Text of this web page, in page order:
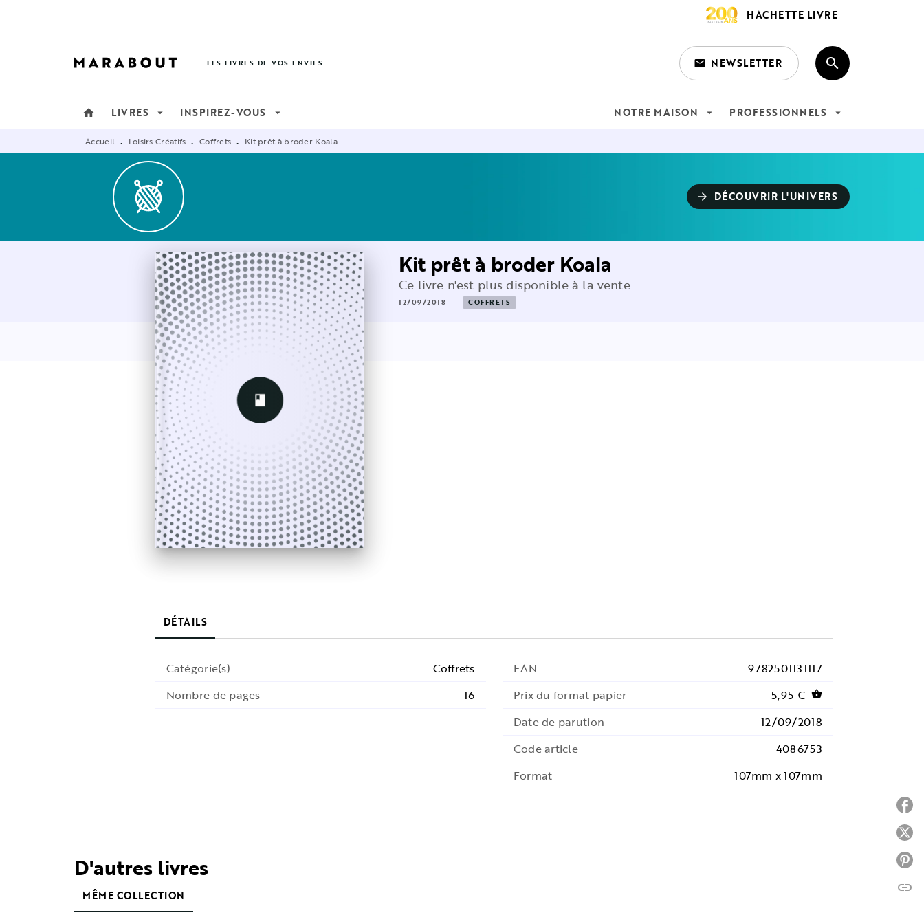
HACHETTE LIVRE
LES LIVRES DE VOS ENVIES email NEWSLETTER search
home LIVRES arrow_drop_down INSPIREZ-VOUS arrow_drop_down NOTRE MAISON arrow_drop_down PROFESSIONNELS arrow_drop_down
Accueil • Loisirs Créatifs • Coffrets • Kit prêt à broder Koala
arrow_forward DÉCOUVRIR L'UNIVERS
Kit prêt à broder Koala
Ce livre n'est plus disponible à la vente
12/09/2018 COFFRETS
DÉTAILS
Catégorie(s)
Coffrets
Nombre de pages
16
EAN
9782501131117
Prix du format papier
5,95 € shopping_basket
Date de parution
12/09/2018
Code article
4086753
Format
107mm x 107mm
D'autres livres
MÊME COLLECTION
link